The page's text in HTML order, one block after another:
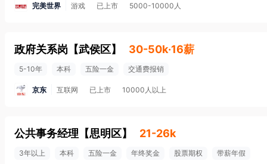
完美世界 游戏 已上市 5000-10000人
政府关系岗 【武侯区】 30-50k·16薪
5-10年 本科 五险一金 交通费报销
京东 互联网 已上市 10000人以上
公共事务经理 【思明区】 21-26k
3年以上 本科 五险一金 年终奖金 股票期权 带薪年假